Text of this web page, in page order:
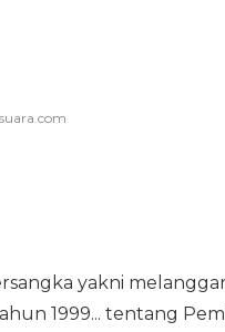
yakni melanggar
1999... tentang